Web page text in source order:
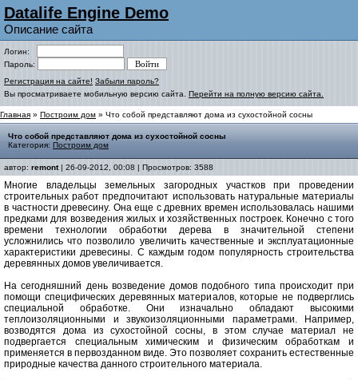
Datalife Engine Demo
Описание сайта
Логин:
Пароль:
Регистрация на сайте! Забыли пароль?
Вы просматриваете мобильную версию сайта. Перейти на полную версию сайта.
Главная » Построим дом » Что собой представляют дома из сухостойной сосны
Что собой представляют дома из сухостойной сосны
Категория: Построим дом
автор: remont| 26-09-2012, 00:08 | Просмотров: 3588
Многие владельцы земельных загородных участков при проведении
строительных работ предпочитают использовать натуральные материалы
в частности древесину. Она еще с древних времен использовалась нашими
предками для возведения жилых и хозяйственных построек. Конечно с того
времени технологии обработки дерева в значительной степени
усложнились что позволило увеличить качественные и эксплуатационные
характеристики древесины. С каждым годом популярность строительства
деревянных домов увеличивается.
На сегодняшний день возведение домов подобного типа происходит при
помощи специфических деревянных материалов, которые не подверглись
специальной обработке. Они изначально обладают высокими
теплоизоляционными и звукоизоляционными параметрами. Например,
возводятся дома из сухостойной сосны, в этом случае материал не
подвергается специальным химическим и физическим обработкам и
применяется в первозданном виде. Это позволяет сохранить естественные
природные качества данного строительного материала.